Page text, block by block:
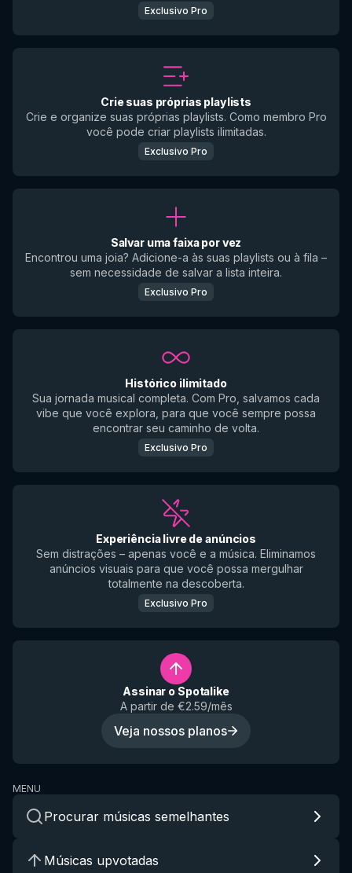
Exclusivo Pro
Crie suas próprias playlists
Crie e organize suas próprias playlists. Como membro Pro
você pode criar playlists ilimitadas.
Exclusivo Pro
Salvar uma faixa por vez
Encontrou uma joia? Adicione-a às suas playlists ou à fila –
sem necessidade de salvar a lista inteira.
Exclusivo Pro
Histórico ilimitado
Sua jornada musical completa. Com Pro, salvamos cada
vibe que você explora, para que você sempre possa
encontrar seu caminho de volta.
Exclusivo Pro
Experiência livre de anúncios
Sem distrações – apenas você e a música. Eliminamos
anúncios visuais para que você possa mergulhar
totalmente na descoberta.
Exclusivo Pro
Assinar o Spotalike
A partir de €2.59/mês
Veja nossos planos
MENU
Procurar músicas semelhantes
Músicas upvotadas